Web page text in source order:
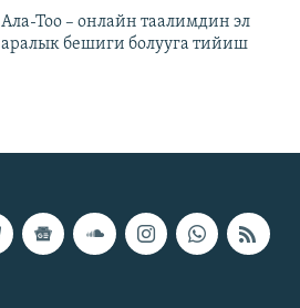
Ала-Тоо – онлайн таалимдин эл
аралык бешиги болууга тийиш